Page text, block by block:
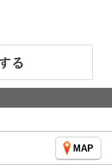
MAP